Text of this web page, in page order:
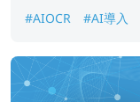
#AIOCR #AI導入